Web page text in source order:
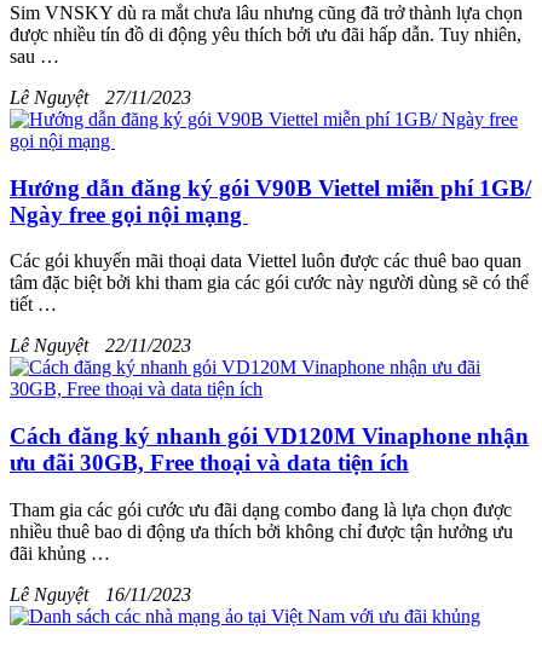
Sim VNSKY dù ra mắt chưa lâu nhưng cũng đã trở thành lựa chọn
được nhiều tín đồ di động yêu thích bởi ưu đãi hấp dẫn. Tuy nhiên,
sau …
Lê Nguyệt
27/11/2023
Hướng dẫn đăng ký gói V90B Viettel miễn phí 1GB/
Ngày free gọi nội mạng
Các gói khuyến mãi thoại data Viettel luôn được các thuê bao quan
tâm đặc biệt bởi khi tham gia các gói cước này người dùng sẽ có thể
tiết …
Lê Nguyệt
22/11/2023
Cách đăng ký nhanh gói VD120M Vinaphone nhận
ưu đãi 30GB, Free thoại và data tiện ích
Tham gia các gói cước ưu đãi dạng combo đang là lựa chọn được
nhiều thuê bao di động ưa thích bởi không chỉ được tận hưởng ưu
đãi khủng …
Lê Nguyệt
16/11/2023